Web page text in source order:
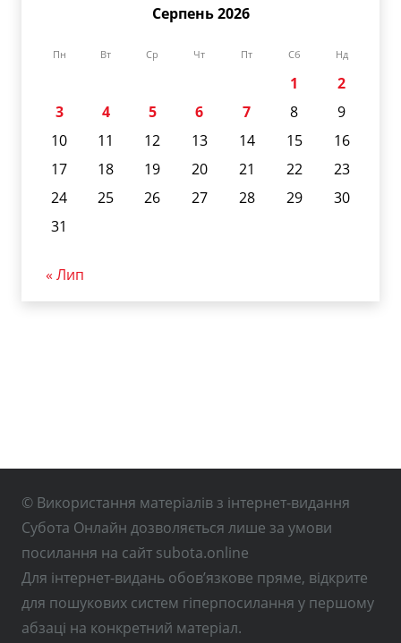
Серпень 2026
Пн Вт Ср Чт Пт Сб Нд
1
2
3
4 5 6 7 8
9
10
11 12 13 14 15
16
17
18 19 20 21 22
23
24
25 26 27 28 29
30
31
« Лип
© Використання матеріалів з інтернет-видання
Субота Онлайн дозволяється лише за умови
посилання на сайт subota.online
Для інтернет-видань обов’язкове пряме, відкрите
для пошукових систем гіперпосилання у першому
абзаці на конкретний матеріал.